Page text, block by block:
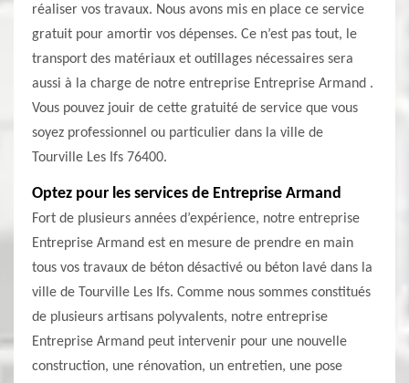
réaliser vos travaux. Nous avons mis en place ce service
gratuit pour amortir vos dépenses. Ce n’est pas tout, le
transport des matériaux et outillages nécessaires sera
aussi à la charge de notre entreprise Entreprise Armand .
Vous pouvez jouir de cette gratuité de service que vous
soyez professionnel ou particulier dans la ville de
Tourville Les Ifs 76400.
Optez pour les services de Entreprise Armand
Fort de plusieurs années d’expérience, notre entreprise
Entreprise Armand est en mesure de prendre en main
tous vos travaux de béton désactivé ou béton lavé dans la
ville de Tourville Les Ifs. Comme nous sommes constitués
de plusieurs artisans polyvalents, notre entreprise
Entreprise Armand peut intervenir pour une nouvelle
construction, une rénovation, un entretien, une pose